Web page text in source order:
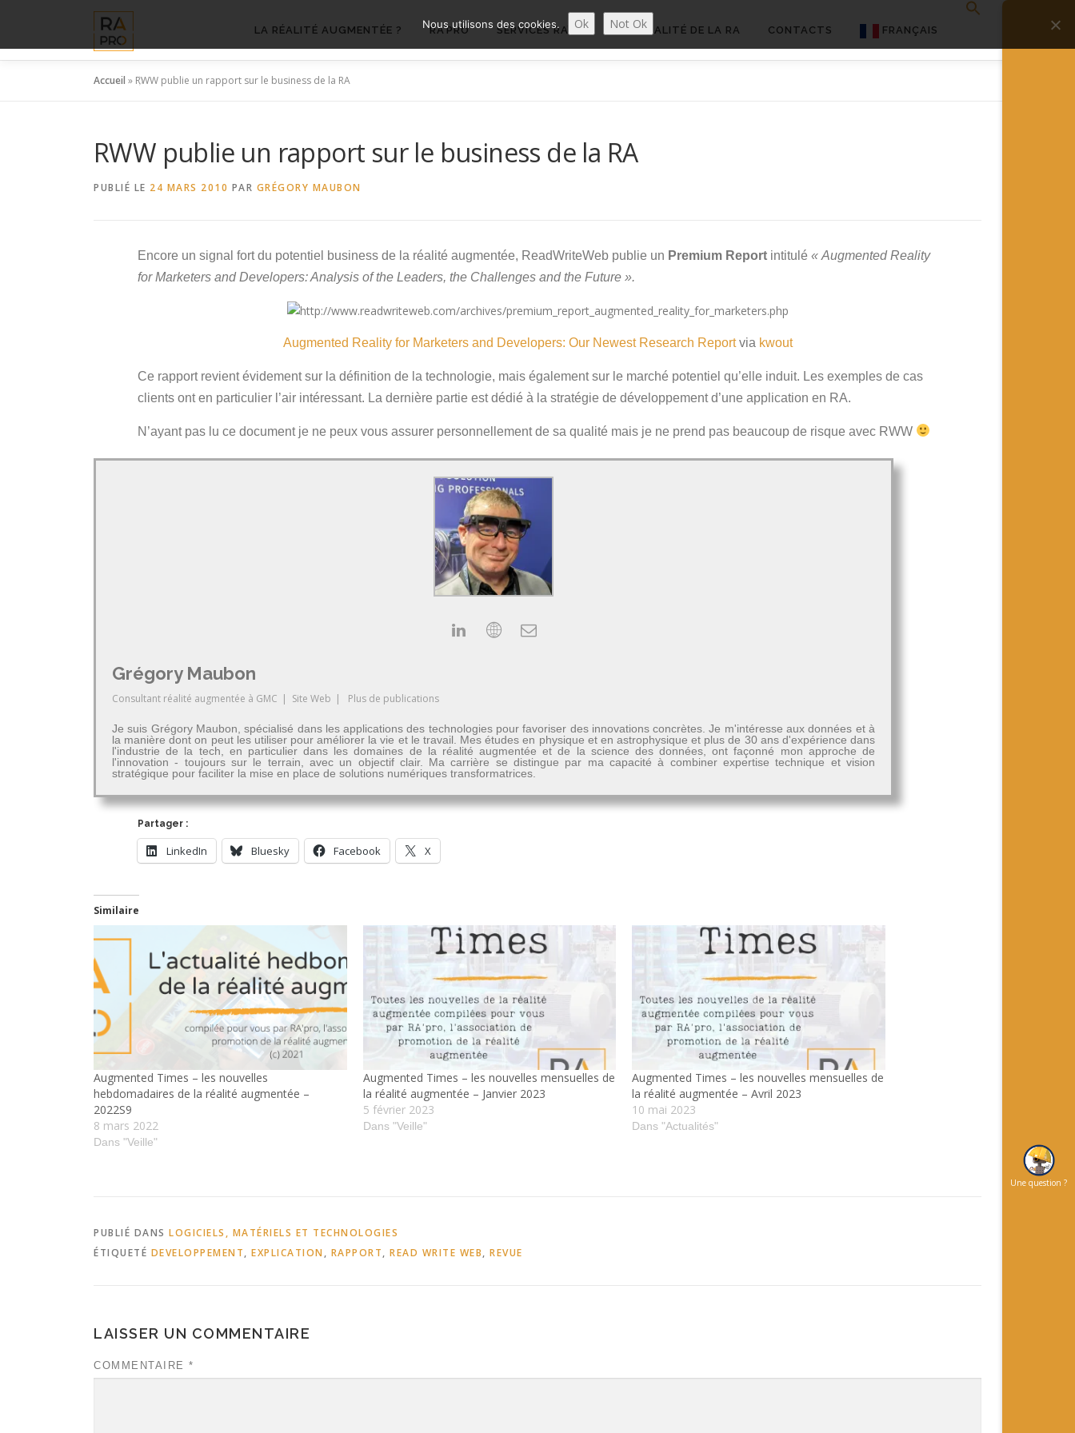
contenu
LA RÉALITÉ AUGMENTÉE ? RA’PRO SERVICES RA’PRO ACTUALITÉ DE LA RA CONTACTS FRANÇAIS
Español
Accueil » RWW publie un rapport sur le business de la RA
RWW publie un rapport sur le business de la RA
PUBLIÉ LE 24 MARS 2010 PAR GRÉGORY MAUBON
Encore un signal fort du potentiel business de la réalité augmentée, ReadWriteWeb publie un Premium Report intitulé « Augmented Reality
for Marketers and Developers: Analysis of the Leaders, the Challenges and the Future ».
Augmented Reality for Marketers and Developers: Our Newest Research Reportvia kwout
Ce rapport revient évidement sur la définition de la technologie, mais également sur le marché potentiel qu’elle induit. Les exemples de cas
clients ont en particulier l’air intéressant. La dernière partie est dédié à la stratégie de développement d’une application en RA.
N’ayant pas lu ce document je ne peux vous assurer personnellement de sa qualité mais je ne prend pas beaucoup de risque avec RWW
Grégory Maubon
Consultant réalité augmentée à GMC | Site Web | Plus de publications
Je suis Grégory Maubon, spécialisé dans les applications des technologies pour favoriser des innovations concrètes. Je m'intéresse aux données et à
la manière dont on peut les utiliser pour améliorer la vie et le travail. Mes études en physique et en astrophysique et plus de 30 ans d'expérience dans
l'industrie de la tech, en particulier dans les domaines de la réalité augmentée et de la science des données, ont façonné mon approche de
l'innovation - toujours sur le terrain, avec un objectif clair. Ma carrière se distingue par ma capacité à combiner expertise technique et vision
stratégique pour faciliter la mise en place de solutions numériques transformatrices.
Partager :
LinkedIn Bluesky Facebook X
Similaire
Augmented Times – les nouvelles
hebdomadaires de la réalité augmentée –
2022S9
8 mars 2022
Dans "Veille"
Augmented Times – les nouvelles mensuelles de
la réalité augmentée – Janvier 2023
5 février 2023
Dans "Veille"
Augmented Times – les nouvelles mensuelles de
la réalité augmentée – Avril 2023
10 mai 2023
Dans "Actualités"
PUBLIÉ DANS LOGICIELS, MATÉRIELS ET TECHNOLOGIES
ÉTIQUETÉ DEVELOPPEMENT, EXPLICATION , RAPPORT, READ WRITE WEB, REVUE
LAISSER UN COMMENTAIRE
COMMENTAIRE *
Une question ?
Nous utilisons des cookies. Ok Not Ok